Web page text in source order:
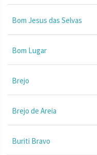
Bom Jesus das Selvas
Bom Lugar
Brejo
Brejo de Areia
Buriti Bravo